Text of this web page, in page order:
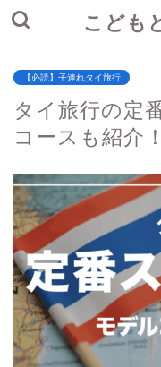
こども
【必読】子連れタイ旅行
タイ旅行の定
コースも紹介！